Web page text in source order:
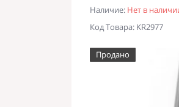
Наличие: Нет в
Код Товара: KR2977
Продано